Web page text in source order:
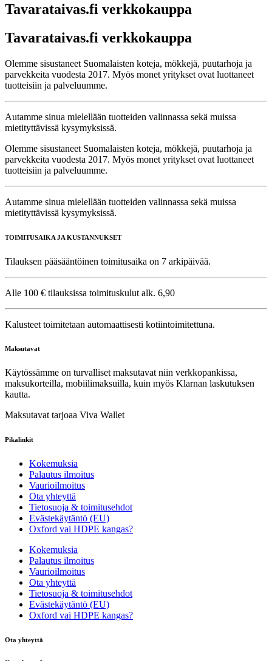
Tavarataivas.fi verkkokauppa
Tavarataivas.fi verkkokauppa
Olemme sisustaneet Suomalaisten koteja, mökkejä, puutarhoja ja
parvekkeita vuodesta 2017. Myös monet yritykset ovat luottaneet
tuotteisiin ja palveluumme.
Autamme sinua mielellään tuotteiden valinnassa sekä muissa
mietityttävissä kysymyksissä.
Olemme sisustaneet Suomalaisten koteja, mökkejä, puutarhoja ja
parvekkeita vuodesta 2017. Myös monet yritykset ovat luottaneet
tuotteisiin ja palveluumme.
Autamme sinua mielellään tuotteiden valinnassa sekä muissa
mietityttävissä kysymyksissä.
TOIMITUSAIKA JA KUSTANNUKSET
Tilauksen pääsääntöinen toimitusaika on 7 arkipäivää.
Alle 100 € tilauksissa toimituskulut alk. 6,90
Kalusteet toimitetaan automaattisesti kotiintoimitettuna.
Maksutavat
Käytössämme on turvalliset maksutavat niin verkkopankissa,
maksukorteilla, mobiilimaksuilla, kuin myös Klarnan laskutuksen
kautta.
Maksutavat tarjoaa Viva Wallet
Pikalinkit
Kokemuksia
Palautus ilmoitus
Vaurioilmoitus
Ota yhteyttä
Tietosuoja & toimitusehdot
Evästekäytäntö (EU)
Oxford vai HDPE kangas?
Kokemuksia
Palautus ilmoitus
Vaurioilmoitus
Ota yhteyttä
Tietosuoja & toimitusehdot
Evästekäytäntö (EU)
Oxford vai HDPE kangas?
Ota yhteyttä